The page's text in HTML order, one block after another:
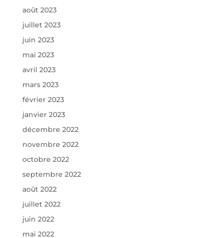
août 2023
juillet 2023
juin 2023
mai 2023
avril 2023
mars 2023
février 2023
janvier 2023
décembre 2022
novembre 2022
octobre 2022
septembre 2022
août 2022
juillet 2022
juin 2022
mai 2022